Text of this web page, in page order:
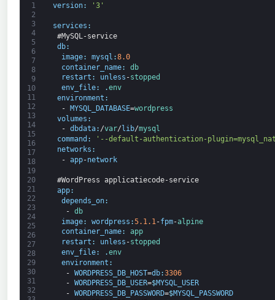
1
2
3
4
5
6
7
8
9
10
11
12
13
14
15
16
17
18
19
20
21
22
23
24
25
26
27
28
29
30
31
32
version: '3'
services :
#MySQL-service
db:
image: mysql :8.0
container_name:
db
restart : unless -stopped
env_file: .env
environment :
- MYSQL_DATABASE=wordpress
volumes :
- dbdata: /var/ lib/mysql
command :
'--default-authentication-
networks :
- app-network
#WordPress applicatiecode-service
app:
depends_on:
- db
image: wordpress :5.1.1 -fpm-alpine
container_name:
app
restart : unless -stopped
env_file: .env
environment :
- WORDPRESS_DB_HOST=db:3306
- WORDPRESS_DB_USER=$MYSQL_USER
- WORDPRESS_DB_PASSWORD=$MYSQL_PASSWORD